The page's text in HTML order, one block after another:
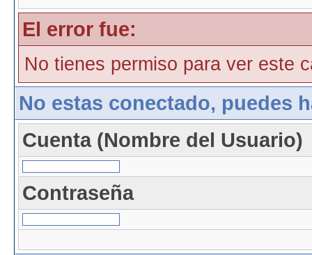
El error fue:
No tienes permiso para ver este
No estas conectado, puedes
Cuenta (Nombre del Usuario)
Contraseña